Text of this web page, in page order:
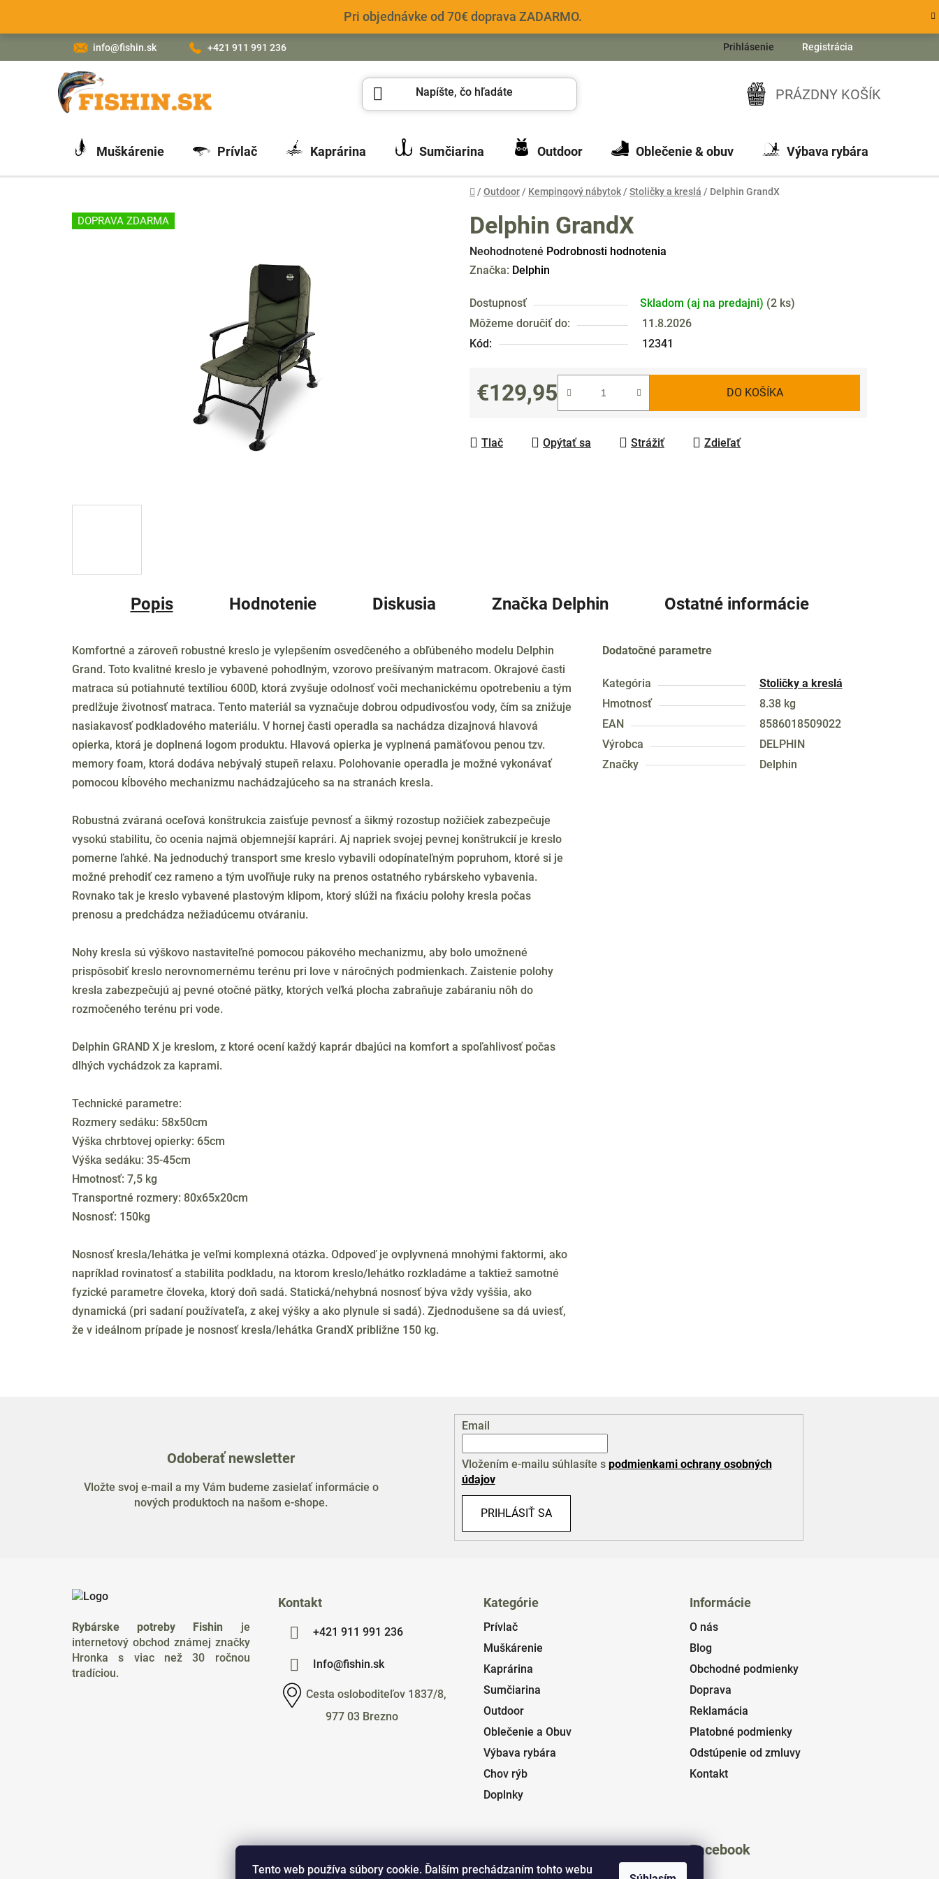
Tento web používa súbory cookie. Ďalším prechádzaním tohto webu
obsah
Pri objednávke od 70€ doprava ZADARMO.
info@fishin.sk +421 911 991 236 Prihlásenie Registrácia
NÁKUPNÝ
KOŠÍK
PRÁZDNY KOŠÍK
Muškárenie Prívlač Kaprárina Sumčiarina Outdoor Oblečenie & obuv Výbava rybára
Domov
/ Outdoor / Kempingový nábytok / Stoličky a kreslá / Delphin GrandX
Delphin GrandX
Priemerné
hodnotenie
je
0,0
z
hviezdičiek.
Neohodnotené Podrobnosti hodnotenia
Značka: Delphin
Dostupnosť Skladom (aj na predajni) (2 ks)
Môžeme doručiť do:
11.8.2026
Kód:
12341
€129,95
Jednotková cena:
DO KOŠÍKA
Tlač Opýtať sa Strážiť Zdieľať
DOPRAVA ZDARMA
Popis Hodnotenie Diskusia Značka Delphin Ostatné informácie
Komfortné a zároveň robustné kreslo je vylepšením osvedčeného a obľúbeného modelu Delphin
Grand. Toto kvalitné kreslo je vybavené pohodlným, vzorovo prešívaným matracom. Okrajové časti
matraca sú potiahnuté textíliou 600D, ktorá zvyšuje odolnosť voči mechanickému opotrebeniu a tým
predlžuje životnosť matraca. Tento materiál sa vyznačuje dobrou odpudivosťou vody, čím sa znižuje
nasiakavosť podkladového materiálu. V hornej časti operadla sa nachádza dizajnová hlavová
opierka, ktorá je doplnená logom produktu. Hlavová opierka je vyplnená pamäťovou penou tzv.
memory foam, ktorá dodáva nebývalý stupeň relaxu. Polohovanie operadla je možné vykonávať
pomocou kĺbového mechanizmu nachádzajúceho sa na stranách kresla.
Robustná zváraná oceľová konštrukcia zaisťuje pevnosť a šikmý rozostup nožičiek zabezpečuje
vysokú stabilitu, čo ocenia najmä objemnejší kaprári. Aj napriek svojej pevnej konštrukcií je kreslo
pomerne ľahké. Na jednoduchý transport sme kreslo vybavili odopínateľným popruhom, ktoré si je
možné prehodiť cez rameno a tým uvoľňuje ruky na prenos ostatného rybárskeho vybavenia.
Rovnako tak je kreslo vybavené plastovým klipom, ktorý slúži na fixáciu polohy kresla počas
prenosu a predchádza nežiadúcemu otváraniu.
Nohy kresla sú výškovo nastaviteľné pomocou pákového mechanizmu, aby bolo umožnené
prispôsobiť kreslo nerovnomernému terénu pri love v náročných podmienkach. Zaistenie polohy
kresla zabezpečujú aj pevné otočné pätky, ktorých veľká plocha zabraňuje zabáraniu nôh do
rozmočeného terénu pri vode.
Delphin GRAND X je kreslom, z ktoré ocení každý kaprár dbajúci na komfort a spoľahlivosť počas
dlhých vychádzok za kaprami.
Technické parametre:
Rozmery sedáku: 58x50cm
Výška chrbtovej opierky: 65cm
Výška sedáku: 35-45cm
Hmotnosť: 7,5 kg
Transportné rozmery: 80x65x20cm
Nosnosť: 150kg
Nosnosť kresla/lehátka je veľmi komplexná otázka. Odpoveď je ovplyvnená mnohými faktormi, ako
napríklad rovinatosť a stabilita podkladu, na ktorom kreslo/lehátko rozkladáme a taktiež samotné
fyzické parametre človeka, ktorý doň sadá. Statická/nehybná nosnosť býva vždy vyššia, ako
dynamická (pri sadaní používateľa, z akej výšky a ako plynule si sadá). Zjednodušene sa dá uviesť,
že v ideálnom prípade je nosnosť kresla/lehátka GrandX približne 150 kg.
Dodatočné parametre
Kategória
Stoličky a kreslá
Hmotnosť
8.38 kg
EAN
8586018509022
Výrobca
DELPHIN
Značky
Delphin
Odoberať newsletter
Vložte svoj e-mail a my Vám budeme zasielať informácie o
nových produktoch na našom e-shope.
Email
Vložením e-mailu súhlasíte s podmienkami ochrany osobných
údajov
PRIHLÁSIŤ SA
Rybárske potreby Fishin je
internetový obchod známej značky
Hronka s viac než 30 ročnou
tradíciou.
Kontakt
+421 911 991 236
Info@fishin.sk
Cesta osloboditeľov 1837/8,
977 03 Brezno
Kategórie
Prívlač
Muškárenie
Kaprárina
Sumčiarina
Outdoor
Oblečenie a Obuv
Výbava rybára
Chov rýb
Doplnky
Informácie
O nás
Blog
Obchodné podmienky
Doprava
Reklamácia
Platobné podmienky
Odstúpenie od zmluvy
Kontakt
Facebook